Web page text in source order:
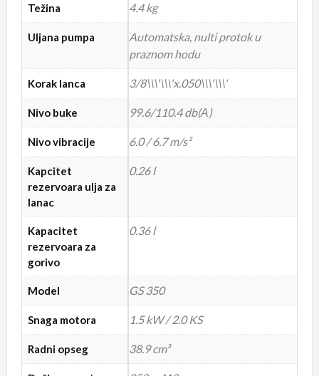
Težina 4.4 kg
Uljana pumpa
Automatska, nulti protok u
praznom hodu
Korak lanca 3/8\\\'\\\'x.050\\\'\\\'
Nivo buke 99.6/110.4 db(А)
Nivo vibracije 6.0 / 6.7 m/s²
Kapcitet
rezervoara ulja za
lanac
0.26 l
Kapacitet
rezervoara za
gorivo
0.36 l
Model GS 350
Snaga motora 1.5 kW / 2.0 KS
Radni opseg 38.9 cm³